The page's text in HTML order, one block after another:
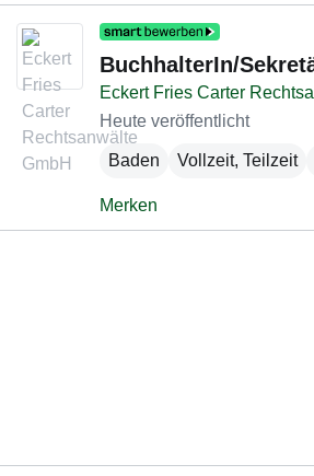
BuchhalterIn/
Eckert Fries Carter
Heute veröffentlicht
Baden Vollzeit, Teilzeit
Merken